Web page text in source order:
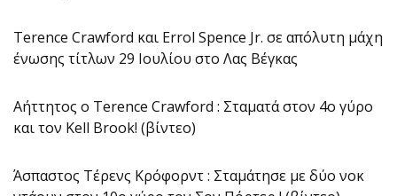
Terence Crawford και Errol Spence Jr. σε απόλυτη μάχη
ένωσης τίτλων 29 Ιουλίου στο Λας Βέγκας
Αήττητος ο Terence Crawford : Σταματά στον 4ο γύρο
και τον Kell Brook! (βίντεο)
Άσπαστος Τέρενς Κρόφορντ : Σταμάτησε με δύο νοκ